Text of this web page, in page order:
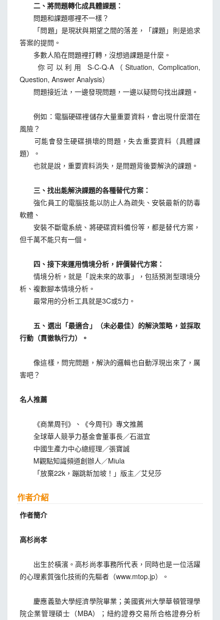
二、將問題轉化成具體課題：
問題和課題哪裡不一樣？
「問題」是現狀與期望之間的落差，「課題」則是追求
答案的提問。
多數人陷在問題裡打轉，沒想過課題是什麼。
你可以利用 S-C-Q-A（Situation, Complication,
Question, Answer Analysis）
問題接近法，一邊發現問題，一邊以疑問句找出課題。
例如：電腦硬碟裡儲存大量重要資料，會出現什麼潛在
風險？
可能會發生硬碟損壞的問題，失去重要資料（具體課
題）。
也就是說，重要資料消失，是問題背後要解決的課題。
三、找出能解決課題的各種替代方案：
強化員工的電腦技能以防止人為疏失、安裝最新的防毒
軟體、
安裝不斷電系統、將硬碟資料備份等，都是替代方案，
但千萬不能只有一個。
四、接下來運用情境分析，評價替代方案：
情境分析，就是「說未來的故事」，包括預測型環境分
析、複數腳本情境分析。
最常用的分析工具就是3C或5力。
五、選出「最適合」（未必最佳）的解決策略，並採取
行動（貫徹執行力）。
像這樣，問完問題，解決的邏輯也自動浮現出來了，厲
害吧？
名人推薦
《商業周刊》、《今周刊》專文推薦
全球華人競爭力基金會董事長／石滋宜
中國生產力中心總經理／張寶誠
M觀點知識頻道創辦人／Miula
「放棄22k，蹦跳新加坡！」版主／艾兒莎
作者介紹
作者簡介
高杉尚孝
出生於橫濱。高杉尚孝事務所代表，同時也是一位活躍
的心理素質強化技術的先驅者（www.mtop.jp）。
慶應義塾大學經濟學院畢業；美國賓州大學華頓管理學
院企業管理碩士（MBA）；紐約證券交易所合格證券分析